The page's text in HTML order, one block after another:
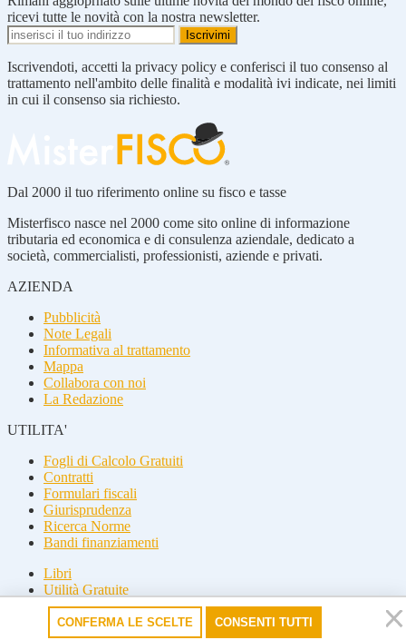
ricevi tutte le novità con la nostra newsletter.
Iscrivendoti, accetti la privacy policy e conferisci il tuo consenso al
trattamento nell'ambito delle finalità e modalità ivi indicate, nei limiti
in cui il consenso sia richiesto.
Dal 2000 il tuo riferimento online su fisco e tasse
Misterfisco nasce nel 2000 come sito online di informazione
tributaria ed economica e di consulenza aziendale, dedicato a
società, commercialisti, professionisti, aziende e privati.
AZIENDA
Pubblicità
Note Legali
Informativa al trattamento
Mappa
Collabora con noi
La Redazione
UTILITA'
Fogli di Calcolo Gratuiti
Contratti
Formulari fiscali
Giurisprudenza
Ricerca Norme
Bandi finanziamenti
Libri
Utilità Gratuite
Guide fiscali
Seguici
CONFERMA LE SCELTE CONSENTI TUTTI